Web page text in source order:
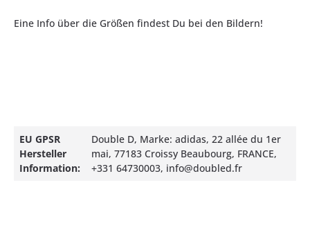
Eine Info über die Größen findest Du bei den Bildern!
EU GPSR
Hersteller
Information:
Double D, Marke: adidas, 22 allée du 1er
mai, 77183 Croissy Beaubourg, FRANCE,
+331 64730003, info@doubled.fr